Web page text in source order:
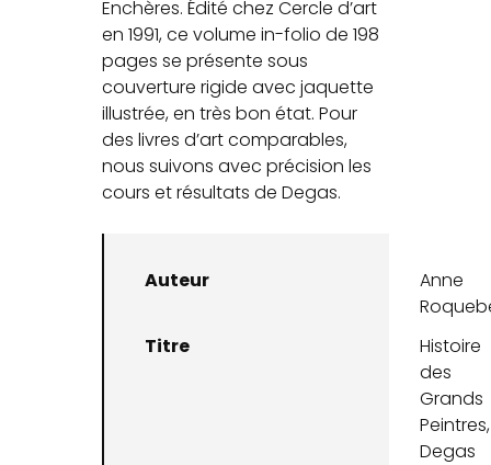
Enchères. Édité chez Cercle d’art
en 1991, ce volume in-folio de 198
pages se présente sous
couverture rigide avec jaquette
illustrée, en très bon état. Pour
des livres d’art comparables,
nous suivons avec précision les
cours et résultats de Degas.
Auteur
Anne
Titre
Histoire
des
Grands
Peintres,
Degas